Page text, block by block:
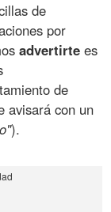
de
por
advertirte es
de
avisará con un
).